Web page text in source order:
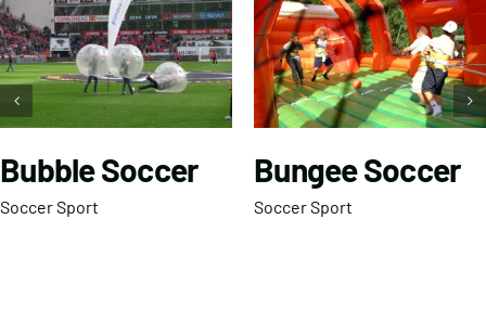
Bubble Soccer
Soccer Sport
Bungee Soccer
Soccer Sport